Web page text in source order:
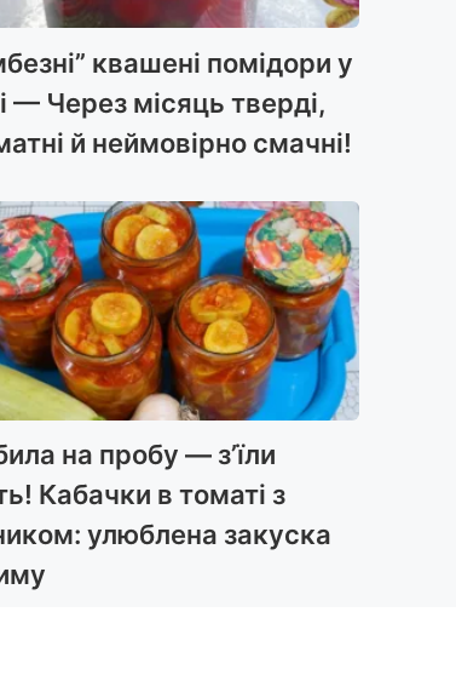
квашені помідори у
— Через місяць тверді,
й неймовірно смачні!
на пробу — з’їли
Кабачки в томаті з
улюблена закуска